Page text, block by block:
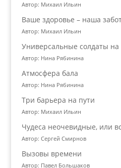
Автор: Михаил Ильин
Ваше здоровье – наша
Автор: Михаил Ильин
Универсальные солдаты
Автор: Нина Рябинина
Атмосфера бала
Автор: Нина Рябинина
Три барьера на пути
Автор: Михаил Ильин
Чудеса неочевидные, или
Автор: Сергей Смирнов
Вызовы времени
Автор: Павел Большаков